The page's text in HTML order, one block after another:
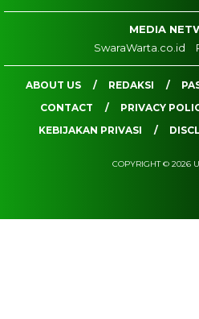
MEDIA
SwaraWarta.co.id
ABOUT US REDAKSI
CONTACT
PRIVACY
KEBIJAKAN PRIVASI
COPYRIGHT © 2026